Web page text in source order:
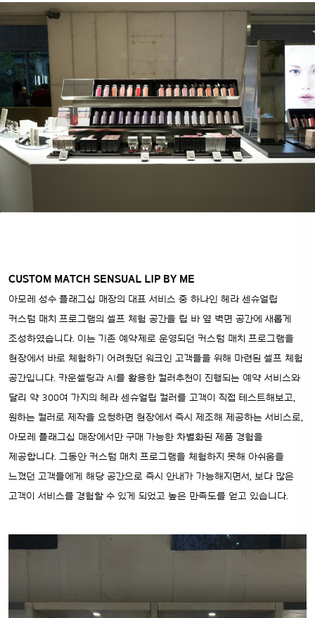
CUSTOM MATCH SENSUAL LIP BY ME
아모레 성수 플래그십 매장의 대표 서비스 중 하나인 헤라 센슈얼립
커스텀 매치 프로그램의 셀프 체험 공간을 립 바 옆 벽면 공간에 새롭게
조성하였습니다. 이는 기존 예약제로 운영되던 커스텀 매치 프로그램을
현장에서 바로 체험하기 어려웠던 워크인 고객들을 위해 마련된 셀프 체험
공간입니다. 카운셀링과 AI를 활용한 컬러추천이 진행되는 예약 서비스와
달리 약 300여 가지의 헤라 센슈얼립 컬러를 고객이 직접 테스트해보고,
원하는 컬러로 제작을 요청하면 현장에서 즉시 제조해 제공하는 서비스로,
아모레 플래그십 매장에서만 구매 가능한 차별화된 제품 경험을
제공합니다. 그동안 커스텀 매치 프로그램을 체험하지 못해 아쉬움을
느꼈던 고객들에게 해당 공간으로 즉시 안내가 가능해지면서, 보다 많은
고객이 서비스를 경험할 수 있게 되었고 높은 만족도를 얻고 있습니다.